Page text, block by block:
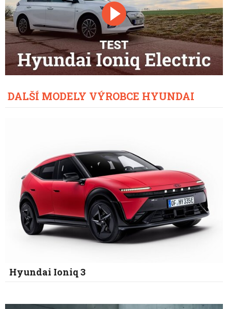
DALŠÍ MODELY VÝROBCE HYUNDAI
Hyundai Ioniq 3